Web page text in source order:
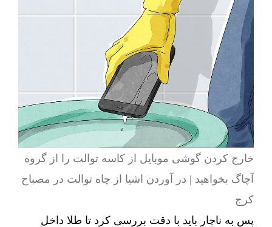
خارج کردن گوشی موبایل از کاسه توالت را از گروه
آچاگ بخواهید | در آوردن اشیا از چاه توالت در مصباح
کرج
پس به ناچار باید با دقت بررسی کرد تا طلا داخل